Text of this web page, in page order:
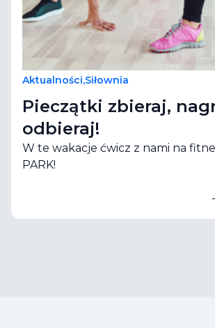
Aktualności,Siłownia
Pieczątki zbieraj,
odbieraj!
W te wakacje ćwicz z nami na
PARK!